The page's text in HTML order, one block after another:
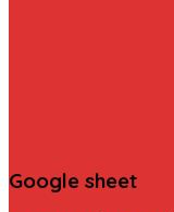
Google sheet